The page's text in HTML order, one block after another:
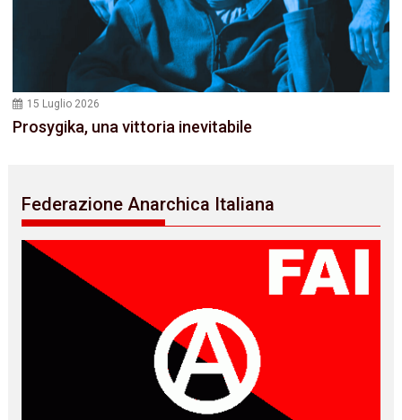
15 Luglio 2026
Prosygika, una vittoria inevitabile
Federazione Anarchica Italiana